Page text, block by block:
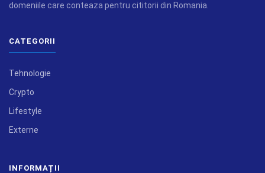
domeniile care conteaza pentru cititorii din Romania.
CATEGORII
Tehnologie
Crypto
Lifestyle
Externe
INFORMAȚII